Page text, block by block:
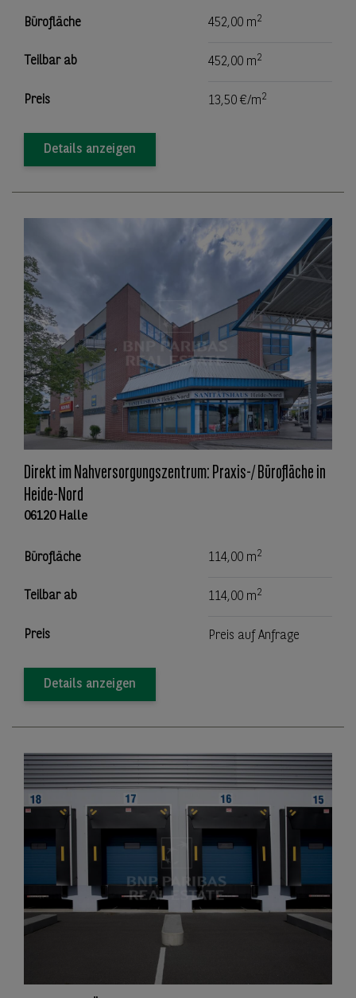
Bürofläche 452,00 m2
Teilbar ab 452,00 m2
Preis 13,50 €/m2
Details anzeigen
Direkt im Nahversorgungszentrum: Praxis-/ Bürofläche in
Heide-Nord
06120 Halle
Bürofläche 114,00 m2
Teilbar ab 114,00 m2
Preis Preis auf Anfrage
Details anzeigen